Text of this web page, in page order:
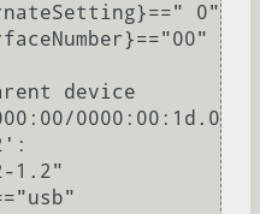
0000:00:1d.0